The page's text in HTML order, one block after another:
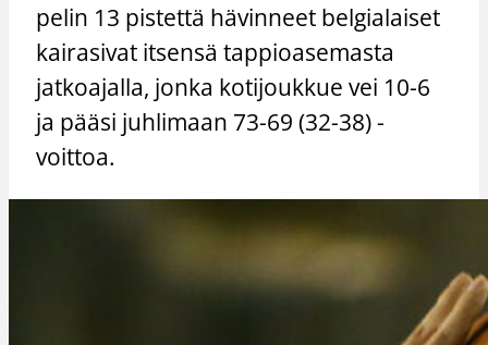
pelin 13 pistettä hävinneet belgialaiset
kairasivat itsensä tappioasemasta
jatkoajalla, jonka kotijoukkue vei 10-6
ja pääsi juhlimaan 73-69 (32-38) -
voittoa.